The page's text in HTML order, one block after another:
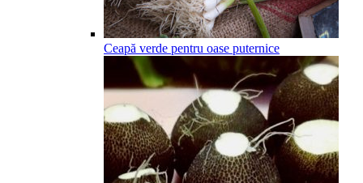
Ceapă verde pentru oase puternice